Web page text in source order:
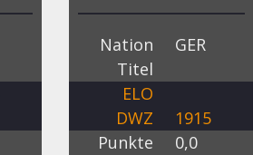
Nation
GER
Titel
ELO
DWZ
1915
Punkte
0,0